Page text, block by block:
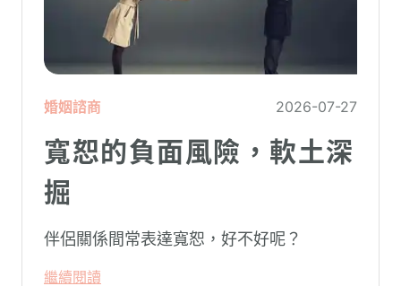
婚姻諮商 2026-07-27
寬恕的負面風險，軟土深
掘
伴侶關係間常表達寬恕，好不好呢？
繼續閱讀